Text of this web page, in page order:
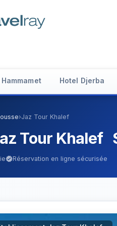
Hotel Djerba
›Jaz Tour Khalef
Tour Khalef
verifiedRéservation en ligne sécurisée